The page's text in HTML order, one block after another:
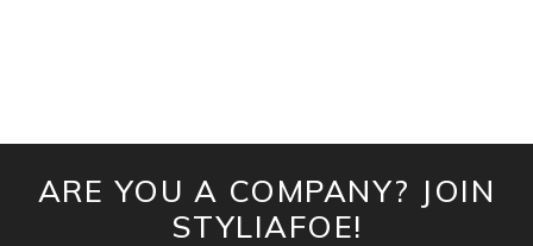
ARE YOU A COMPANY? JOIN
STYLIAFOE!